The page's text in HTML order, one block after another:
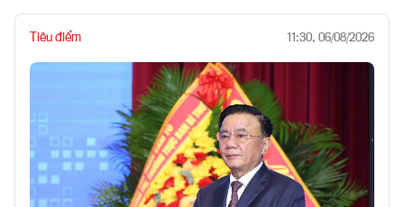
Tiêu điểm 11:30, 06/08/2026